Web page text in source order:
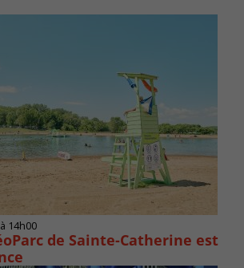
14h00
de Sainte-Catherine est